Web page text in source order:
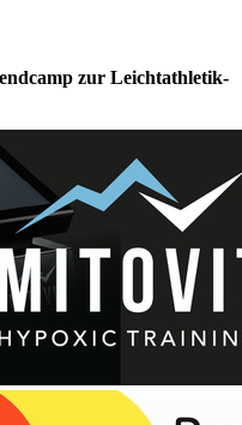
zur Leichtathletik-